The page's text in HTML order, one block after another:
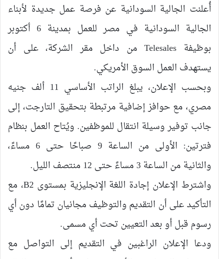
أُعلنت الجالية السودانية عن فرصة عمل جديدة لأبناء
الجالية السودانية في مصر للعمل بمدينة 6 أكتوبر
بوظيفة Telesales من داخل مقر الشركة، على أن
يستهدف العمل السوق الأمريكي.
وبحسب الإعلان، يبلغ الراتب الأساسي 11 ألف جنيه
مصري، مع حوافز إضافية مرتبطة بتحقيق التارجت، إلى
جانب توفير وسيلة انتقال للموظفين. ويُتاح العمل بنظام
فترتين: الأولى من الساعة 9 صباحًا حتى 6 مساءً،
والثانية من الساعة 3 مساءً حتى 12 منتصف الليل.
واشترط الإعلان إجادة اللغة الإنجليزية بمستوى B2، مع
التأكيد على أن التقديم والتوظيف مجانيان تمامًا دون أي
رسوم قبل أو بعد التعيين تحت أي مسمى.
ودعا الإعلان الراغبين في التقديم إلى التواصل مع